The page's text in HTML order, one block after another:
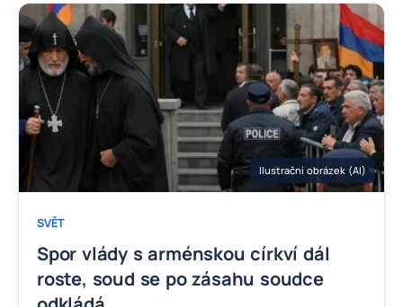
Ilustrační obrázek (AI)
SVĚT
Spor vlády s arménskou církví dál
roste, soud se po zásahu soudce